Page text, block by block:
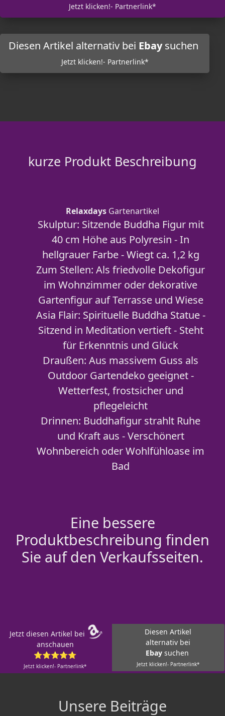
Jetzt klicken!- Partnerlink*
Diesen Artikel alternativ bei Ebaysuchen
Jetzt klicken!- Partnerlink*
kurze Produkt Beschreibung
Relaxdays Gartenartikel
Skulptur: Sitzende Buddha Figur mit
40 cm Höhe aus Polyresin - In
hellgrauer Farbe - Wiegt ca. 1,2 kg
Zum Stellen: Als friedvolle Dekofigur
im Wohnzimmer oder dekorative
Gartenfigur auf Terrasse und Wiese
Asia Flair: Spirituelle Buddha Statue -
Sitzend in Meditation vertieft - Steht
für Erkenntnis und Glück
Draußen: Aus massivem Guss als
Outdoor Gartendeko geeignet -
Wetterfest, frostsicher und
pflegeleicht
Drinnen: Buddhafigur strahlt Ruhe
und Kraft aus - Verschönert
Wohnbereich oder Wohlfühloase im
Bad
Eine bessere
Produktbeschreibung finden
Sie auf den Verkaufsseiten.
Jetzt diesen Artikel bei
anschauen
⭐⭐⭐⭐⭐
Jetzt klicken!- Partnerlink*
Diesen Artikel
alternativ bei
Ebay suchen
Jetzt klicken!- Partnerlink*
Unsere Beiträge